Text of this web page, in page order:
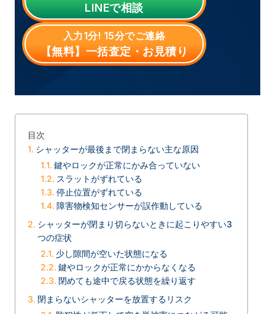
LINEで相談
入力1分! 15分でご連絡
【無料】一括査定・お見積り
目次
シャッターが最後まで閉まらない主な原因
鍵やロックが正常にかみ合っていない
スラットがずれている
停止位置がずれている
障害物検知センサーが誤作動している
シャッターが閉まり切らないときに起こりやすい3
つの症状
少し隙間が空いた状態になる
鍵やロックが正常にかからなくなる
閉めても途中で戻る状態を繰り返す
閉まらないシャッターを放置するリスク